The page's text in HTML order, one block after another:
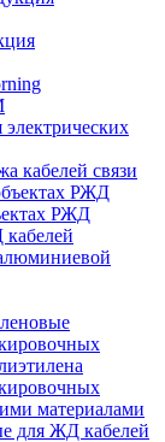
кабелей связи
РЖД
материалами
для ЖД кабелей